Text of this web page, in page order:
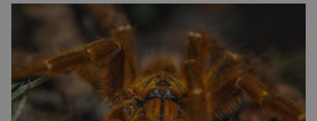
této souvislosti je dokonce zapsána do
Guinnessovy knihy rekordů. Navzdory svému
názvu nežije pouze v jižní Africe, ale domovem
je mu valná část černého kontinentu a
vyskytuje se rovněž v oblastech […]